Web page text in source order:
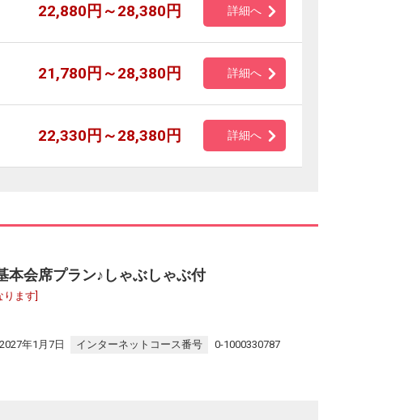
22,880円～28,380円 詳細へ
21,780円～28,380円 詳細へ
22,330円～28,380円 詳細へ
本会席プラン♪しゃぶしゃぶ付
ります]
年1月7日 インターネットコース番号 0-1000330787